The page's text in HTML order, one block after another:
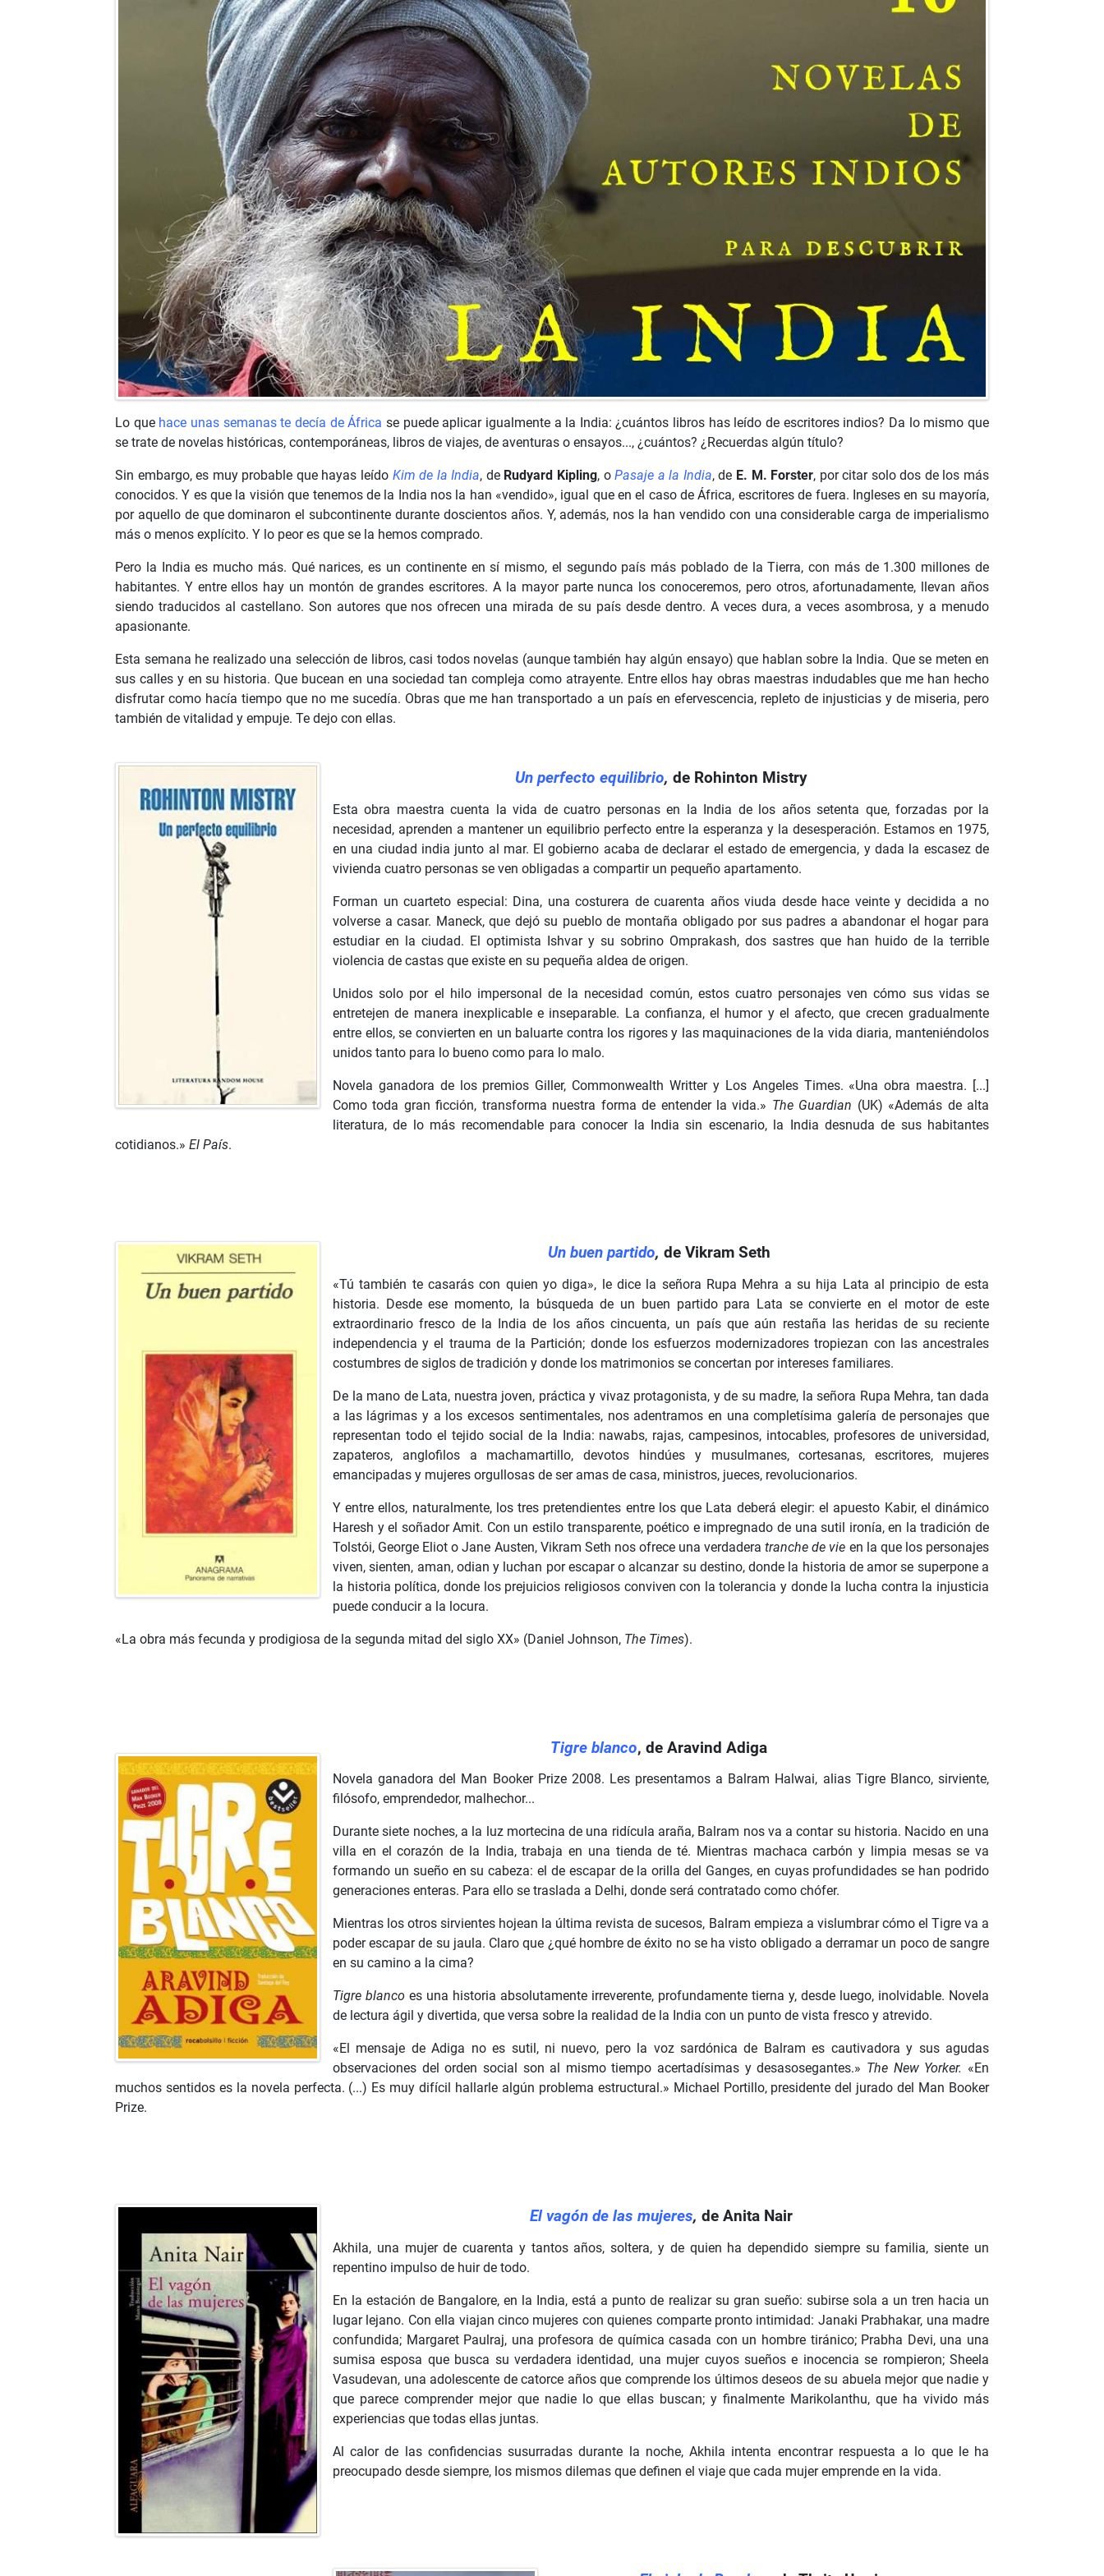
Lo que hace unas semanas te decía de África se puede aplicar igualmente a la India: ¿cuántos libros has leído de escritores indios? Da lo mismo que
se trate de novelas históricas, contemporáneas, libros de viajes, de aventuras o ensayos..., ¿cuántos? ¿Recuerdas algún título?
Sin embargo, es muy probable que hayas leído Kim de la India, de Rudyard Kipling, oPasaje a la India, de E. M. Forster, por citar solo dos de los más
conocidos. Y es que la visión que tenemos de la India nos la han «vendido», igual que en el caso de África, escritores de fuera. Ingleses en su mayoría,
por aquello de que dominaron el subcontinente durante doscientos años. Y, además, nos la han vendido con una considerable carga de imperialismo
más o menos explícito. Y lo peor es que se la hemos comprado.
Pero la India es mucho más. Qué narices, es un continente en sí mismo, el segundo país más poblado de la Tierra, con más de 1.300 millones de
habitantes. Y entre ellos hay un montón de grandes escritores. A la mayor parte nunca los conoceremos, pero otros, afortunadamente, llevan años
siendo traducidos al castellano. Son autores que nos ofrecen una mirada de su país desde dentro. A veces dura, a veces asombrosa, y a menudo
apasionante.
Esta semana he realizado una selección de libros, casi todos novelas (aunque también hay algún ensayo) que hablan sobre la India. Que se meten en
sus calles y en su historia. Que bucean en una sociedad tan compleja como atrayente. Entre ellos hay obras maestras indudables que me han hecho
disfrutar como hacía tiempo que no me sucedía. Obras que me han transportado a un país en efervescencia, repleto de injusticias y de miseria, pero
también de vitalidad y empuje. Te dejo con ellas.
Un perfecto equilibrio, de Rohinton Mistry
Esta obra maestra cuenta la vida de cuatro personas en la India de los años setenta que, forzadas por la
necesidad, aprenden a mantener un equilibrio perfecto entre la esperanza y la desesperación. Estamos en 1975,
en una ciudad india junto al mar. El gobierno acaba de declarar el estado de emergencia, y dada la escasez de
vivienda cuatro personas se ven obligadas a compartir un pequeño apartamento.
Forman un cuarteto especial: Dina, una costurera de cuarenta años viuda desde hace veinte y decidida a no
volverse a casar. Maneck, que dejó su pueblo de montaña obligado por sus padres a abandonar el hogar para
estudiar en la ciudad. El optimista Ishvar y su sobrino Omprakash, dos sastres que han huido de la terrible
violencia de castas que existe en su pequeña aldea de origen.
Unidos solo por el hilo impersonal de la necesidad común, estos cuatro personajes ven cómo sus vidas se
entretejen de manera inexplicable e inseparable. La confianza, el humor y el afecto, que crecen gradualmente
entre ellos, se convierten en un baluarte contra los rigores y las maquinaciones de la vida diaria, manteniéndolos
unidos tanto para lo bueno como para lo malo.
Novela ganadora de los premios Giller, Commonwealth Writter y Los Angeles Times. «Una obra maestra. [...]
Como toda gran ficción, transforma nuestra forma de entender la vida.» The Guardian (UK) «Además de alta
literatura, de lo más recomendable para conocer la India sin escenario, la India desnuda de sus habitantes
cotidianos.» El País.
Un buen partido, de Vikram Seth
«Tú también te casarás con quien yo diga», le dice la señora Rupa Mehra a su hija Lata al principio de esta
historia. Desde ese momento, la búsqueda de un buen partido para Lata se convierte en el motor de este
extraordinario fresco de la India de los años cincuenta, un país que aún restaña las heridas de su reciente
independencia y el trauma de la Partición; donde los esfuerzos modernizadores tropiezan con las ancestrales
costumbres de siglos de tradición y donde los matrimonios se concertan por intereses familiares.
De la mano de Lata, nuestra joven, práctica y vivaz protagonista, y de su madre, la señora Rupa Mehra, tan dada
a las lágrimas y a los excesos sentimentales, nos adentramos en una completísima galería de personajes que
representan todo el tejido social de la India: nawabs, rajas, campesinos, intocables, profesores de universidad,
zapateros, anglofilos a machamartillo, devotos hindúes y musulmanes, cortesanas, escritores, mujeres
emancipadas y mujeres orgullosas de ser amas de casa, ministros, jueces, revolucionarios.
Y entre ellos, naturalmente, los tres pretendientes entre los que Lata deberá elegir: el apuesto Kabir, el dinámico
Haresh y el soñador Amit. Con un estilo transparente, poético e impregnado de una sutil ironía, en la tradición de
Tolstói, George Eliot o Jane Austen, Vikram Seth nos ofrece una verdaderatranche de vie en la que los personajes
viven, sienten, aman, odian y luchan por escapar o alcanzar su destino, donde la historia de amor se superpone a
la historia política, donde los prejuicios religiosos conviven con la tolerancia y donde la lucha contra la injusticia
puede conducir a la locura.
«La obra más fecunda y prodigiosa de la segunda mitad del siglo XX» (Daniel Johnson, The Times).
Tigre blanco, de Aravind Adiga
Novela ganadora del Man Booker Prize 2008. Les presentamos a Balram Halwai, alias Tigre Blanco, sirviente,
filósofo, emprendedor, malhechor...
Durante siete noches, a la luz mortecina de una ridícula araña, Balram nos va a contar su historia. Nacido en una
villa en el corazón de la India, trabaja en una tienda de té. Mientras machaca carbón y limpia mesas se va
formando un sueño en su cabeza: el de escapar de la orilla del Ganges, en cuyas profundidades se han podrido
generaciones enteras. Para ello se traslada a Delhi, donde será contratado como chófer.
Mientras los otros sirvientes hojean la última revista de sucesos, Balram empieza a vislumbrar cómo el Tigre va a
poder escapar de su jaula. Claro que ¿qué hombre de éxito no se ha visto obligado a derramar un poco de sangre
en su camino a la cima?
Tigre blanco es una historia absolutamente irreverente, profundamente tierna y, desde luego, inolvidable. Novela
de lectura ágil y divertida, que versa sobre la realidad de la India con un punto de vista fresco y atrevido.
«El mensaje de Adiga no es sutil, ni nuevo, pero la voz sardónica de Balram es cautivadora y sus agudas
observaciones del orden social son al mismo tiempo acertadísimas y desasosegantes.» The New Yorker. «En
muchos sentidos es la novela perfecta. (...) Es muy difícil hallarle algún problema estructural.» Michael Portillo, presidente del jurado del Man Booker
Prize.
El vagón de las mujeres, de Anita Nair
Akhila, una mujer de cuarenta y tantos años, soltera, y de quien ha dependido siempre su familia, siente un
repentino impulso de huir de todo.
En la estación de Bangalore, en la India, está a punto de realizar su gran sueño: subirse sola a un tren hacia un
lugar lejano. Con ella viajan cinco mujeres con quienes comparte pronto intimidad: Janaki Prabhakar, una madre
confundida; Margaret Paulraj, una profesora de química casada con un hombre tiránico; Prabha Devi, una una
sumisa esposa que busca su verdadera identidad, una mujer cuyos sueños e inocencia se rompieron; Sheela
Vasudevan, una adolescente de catorce años que comprende los últimos deseos de su abuela mejor que nadie y
que parece comprender mejor que nadie lo que ellas buscan; y finalmente Marikolanthu, que ha vivido más
experiencias que todas ellas juntas.
Al calor de las confidencias susurradas durante la noche, Akhila intenta encontrar respuesta a lo que le ha
preocupado desde siempre, los mismos dilemas que definen el viaje que cada mujer emprende en la vida.